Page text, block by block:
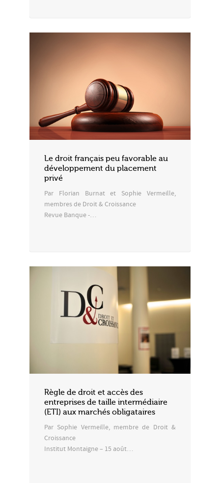
Le droit français peu favorable au
développement du placement
privé
Par Florian Burnat et Sophie Vermeille,
membres de Droit & Croissance
Revue Banque -…
Règle de droit et accès des
entreprises de taille intermédiaire
(ETI) aux marchés obligataires
Par Sophie Vermeille, membre de Droit &
Croissance
Institut Montaigne – 15 août…